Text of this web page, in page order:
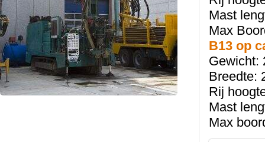
Mast
Max
B13 op
Gewicht:
Breedte:
Rij
Mast
Max